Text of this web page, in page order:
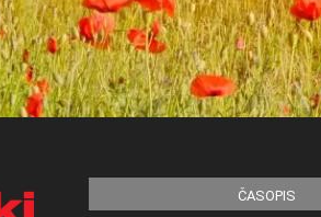
ČASOPIS